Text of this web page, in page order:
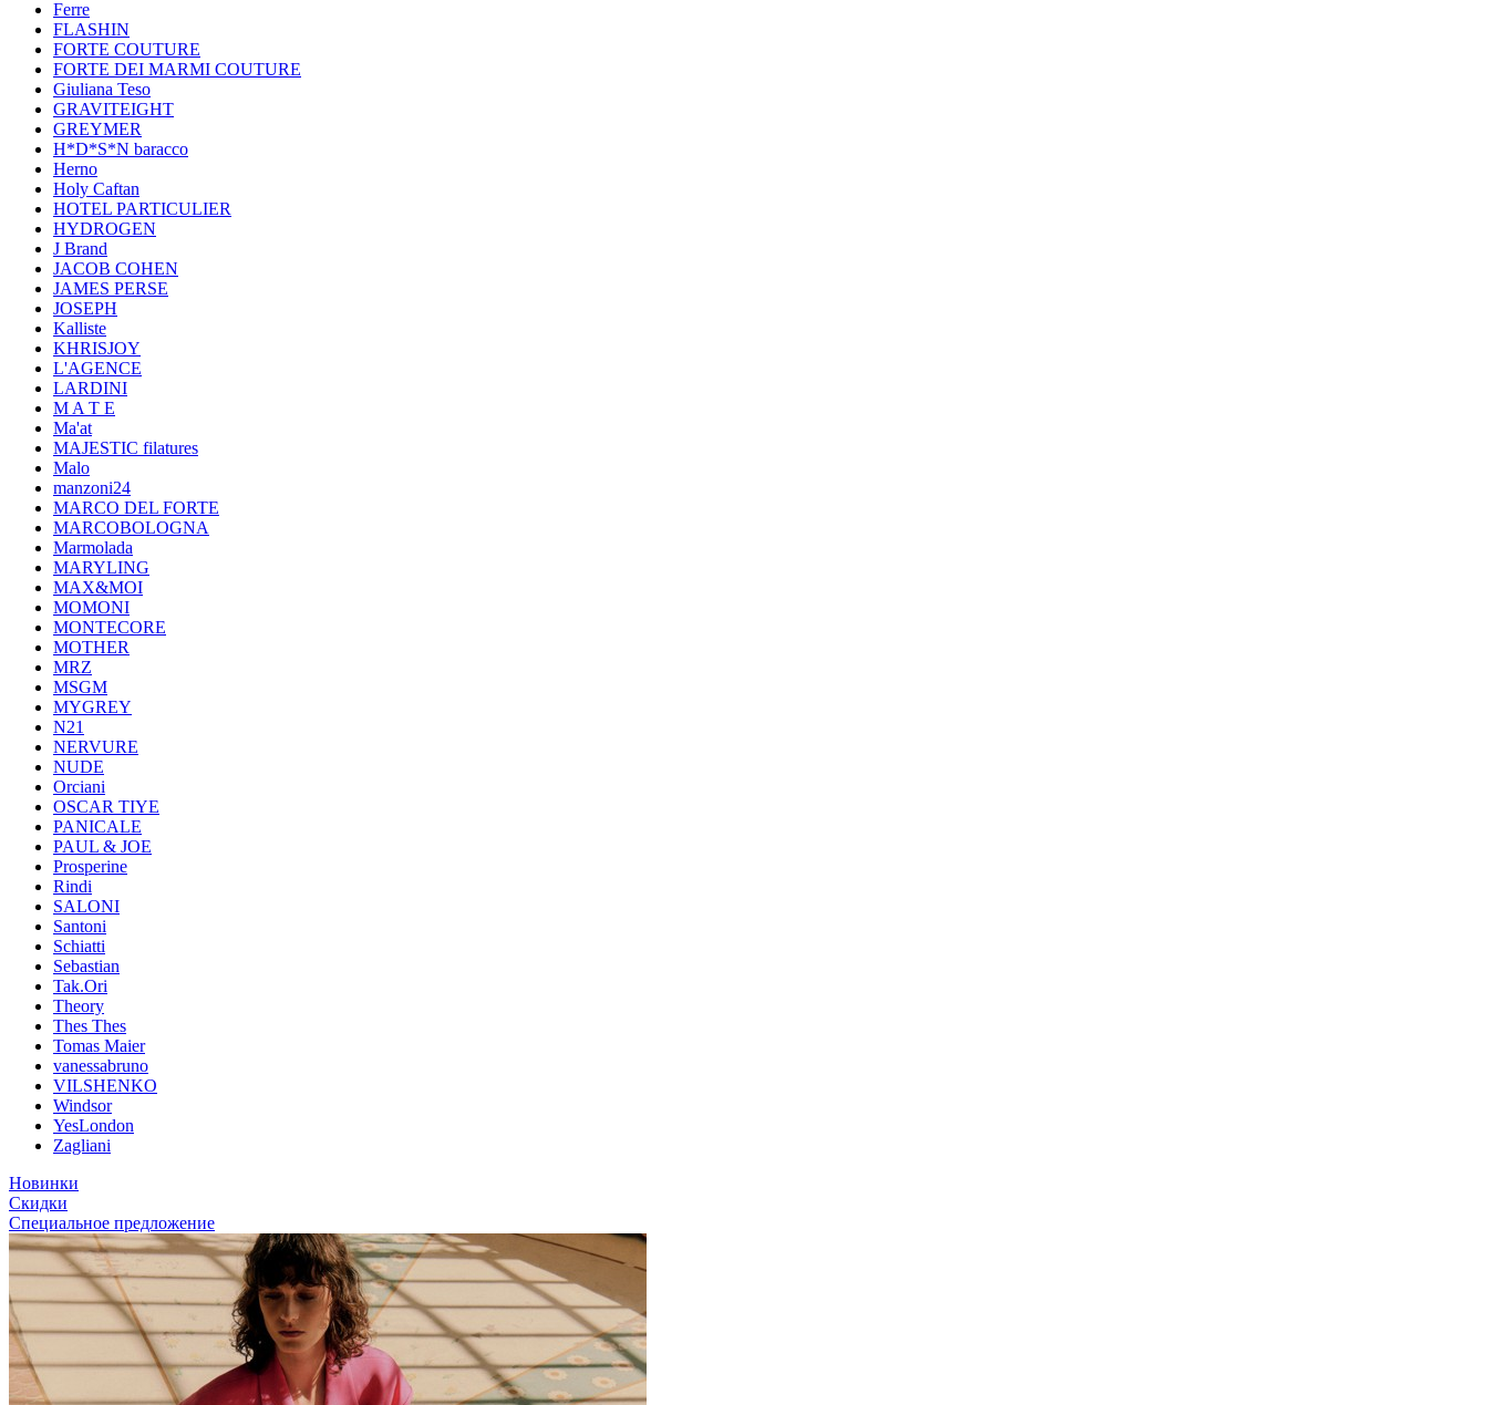
Ferre
FLASHIN
FORTE COUTURE
FORTE DEI MARMI COUTURE
Giuliana Teso
GRAVITEIGHT
GREYMER
H*D*S*N baracco
Herno
Holy Caftan
HOTEL PARTICULIER
HYDROGEN
J Brand
JACOB COHEN
JAMES PERSE
JOSEPH
Kalliste
KHRISJOY
L'AGENCE
LARDINI
M A T E
Ma'at
MAJESTIC filatures
Malo
manzoni24
MARCO DEL FORTE
MARCOBOLOGNA
Marmolada
MARYLING
MAX&MOI
MOMONI
MONTECORE
MOTHER
MRZ
MSGM
MYGREY
N21
NERVURE
NUDE
Orciani
OSCAR TIYE
PANICALE
PAUL & JOE
Prosperine
Rindi
SALONI
Santoni
Schiatti
Sebastian
Tak.Ori
Theory
Thes Thes
Tomas Maier
vanessabruno
VILSHENKO
Windsor
YesLondon
Zagliani
Новинки
Скидки
Специальное предложение